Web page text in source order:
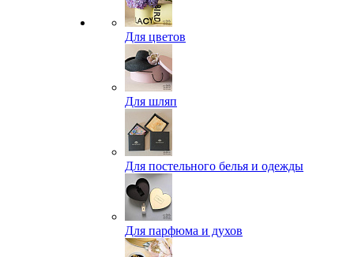
Для цветов
Для шляп
Для постельного белья и одежды
Для парфюма и духов